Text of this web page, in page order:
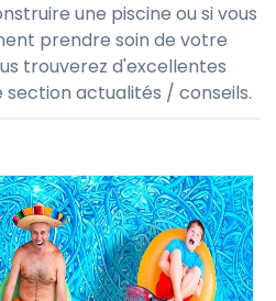
une piscine ou si vous
prendre soin de votre
trouverez d'excellentes
actualités / conseils.